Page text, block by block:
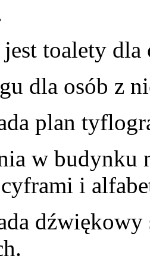
toalety dla
dla osób z
plan
w budynku
i